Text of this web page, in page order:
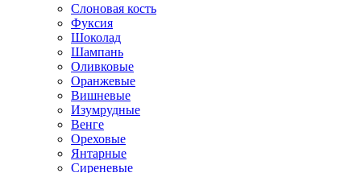
Слоновая кость
Фуксия
Шоколад
Шампань
Оливковые
Оранжевые
Вишневые
Изумрудные
Венге
Ореховые
Янтарные
Сиреневые